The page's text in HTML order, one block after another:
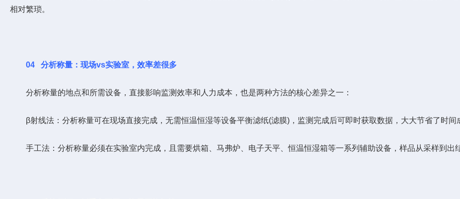
相对繁琐。
04 分析称量：现场vs实验室，效率差很多
分析称量的地点和所需设备，直接影响监测效率和人力成本，也是两种方法的核心差异之一：
β射线法：分析称量可在现场直接完成，无需恒温恒湿等设备平衡滤纸(滤膜)，监测完成后可即时获取数据，大大节省了时间
手工法：分析称量必须在实验室内完成，且需要烘箱、马弗炉、电子天平、恒温恒湿箱等一系列辅助设备，样品从采样到出